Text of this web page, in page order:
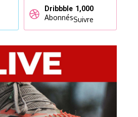
Dribbble 1,000
AbonnésSuivre